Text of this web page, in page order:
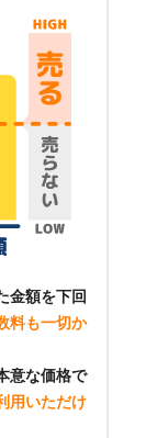
金額を下回
料も一切か
意な価格で
用いただけ